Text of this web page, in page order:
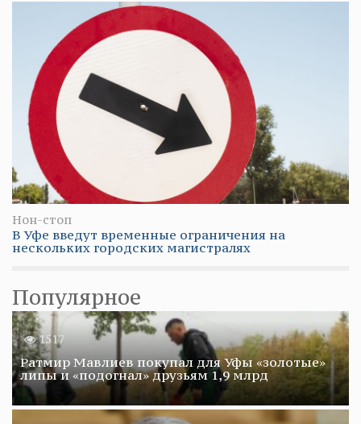
Нон-стоп
В Уфе введут временные ограничения на
нескольких городских магистралях
Популярное
1517
Ратмир Мавлиев покупал для Уфы «золотые»
липы и «подогнал» друзьям 1,9 млрд